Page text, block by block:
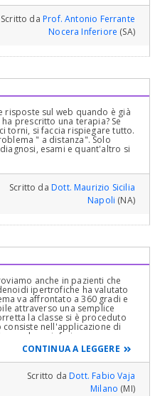
meglio fare queste
il viso del paziente co
Banalmente forse, per lei, le
spiegato, non posso
Il morso aperto è solo
della sua posizione
dei recettori
e tanto altro. Saluti
Scritto daProf. Antonio Ferrante
Nocera Inferiore (SA)
risposte sul web quando è già
prescritto una terapia? Se
torni, si faccia rispiegare tutto.
" a distanza". Solo
esami e quant'altro si
Scritto daDott. Maurizio Sicilia
Napoli (NA)
anche in pazienti che
ipertrofiche ha valutato
va affrontato a 360 gradi e
attraverso una semplice
la classe si è proceduto
consiste nell'applicazione di
e d uno inferiore, e
5 in doppio per sei settimane,
dei casi chirurgici.
che Lei abbia le idee
cosa esattamente deve
CONTINUA A LEGGERE
Scritto daDott. Fabio Vaja
Milano (MI)